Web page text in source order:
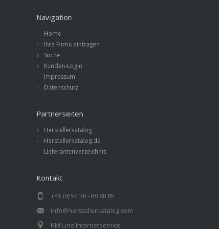
Navigation
Home
Ihre Firma eintragen
Suche
Kunden-Login
Impressum
Datenschutz
Partnerseiten
Herstellerkatalog
Herstellerkatalog.de
Lieferantenverzeichnis
Kontakt
+49 (0) 52 36 - 88 88 85
info@herstellerkatalog.com
KM-Line Internetservice